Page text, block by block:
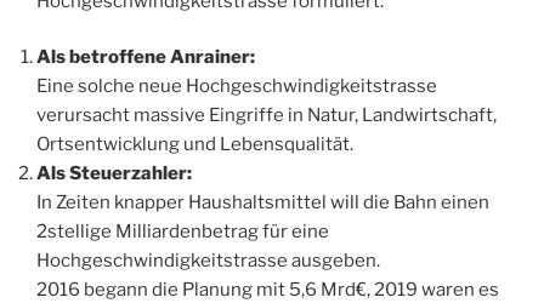
Als betroffene Anrainer:
Eine solche neue Hochgeschwindigkeitstrasse
verursacht massive Eingriffe in Natur, Landwirtschaft,
Ortsentwicklung und Lebensqualität.
Als Steuerzahler:
In Zeiten knapper Haushaltsmittel will die Bahn einen
2stellige Milliardenbetrag für eine
Hochgeschwindigkeitstrasse ausgeben.
2016 begann die Planung mit 5,6 Mrd€, 2019 waren es